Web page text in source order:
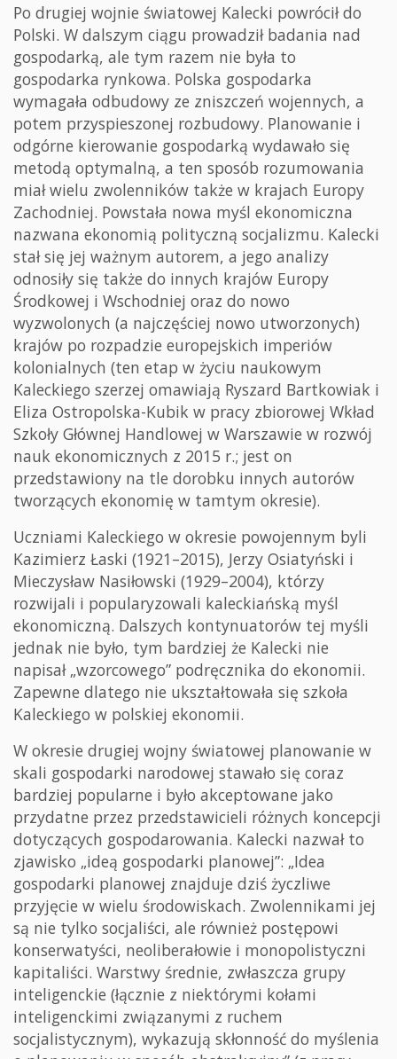
Po drugiej wojnie światowej Kalecki powrócił do
Polski. W dalszym ciągu prowadził badania nad
gospodarką, ale tym razem nie była to
gospodarka rynkowa. Polska gospodarka
wymagała odbudowy ze zniszczeń wojennych, a
potem przyspieszonej rozbudowy. Planowanie i
odgórne kierowanie gospodarką wydawało się
metodą optymalną, a ten sposób rozumowania
miał wielu zwolenników także w krajach Europy
Zachodniej. Powstała nowa myśl ekonomiczna
nazwana ekonomią polityczną socjalizmu. Kalecki
stał się jej ważnym autorem, a jego analizy
odnosiły się także do innych krajów Europy
Środkowej i Wschodniej oraz do nowo
wyzwolonych (a najczęściej nowo utworzonych)
krajów po rozpadzie europejskich imperiów
kolonialnych (ten etap w życiu naukowym
Kaleckiego szerzej omawiają Ryszard Bartkowiak i
Eliza Ostropolska-Kubik w pracy zbiorowej Wkład
Szkoły Głównej Handlowej w Warszawie w rozwój
nauk ekonomicznych z 2015 r.; jest on
przedstawiony na tle dorobku innych autorów
tworzących ekonomię w tamtym okresie).
Uczniami Kaleckiego w okresie powojennym byli
Kazimierz Łaski (1921–2015), Jerzy Osiatyński i
Mieczysław Nasiłowski (1929–2004), którzy
rozwijali i popularyzowali kaleckiańską myśl
ekonomiczną. Dalszych kontynuatorów tej myśli
jednak nie było, tym bardziej że Kalecki nie
napisał „wzorcowego” podręcznika do ekonomii.
Zapewne dlatego nie ukształtowała się szkoła
Kaleckiego w polskiej ekonomii.
W okresie drugiej wojny światowej planowanie w
skali gospodarki narodowej stawało się coraz
bardziej popularne i było akceptowane jako
przydatne przez przedstawicieli różnych koncepcji
dotyczących gospodarowania. Kalecki nazwał to
zjawisko „ideą gospodarki planowej”: „Idea
gospodarki planowej znajduje dziś życzliwe
przyjęcie w wielu środowiskach. Zwolennikami jej
są nie tylko socjaliści, ale również postępowi
konserwatyści, neoliberałowie i monopolistyczni
kapitaliści. Warstwy średnie, zwłaszcza grupy
inteligenckie (łącznie z niektórymi kołami
inteligenckimi związanymi z ruchem
socjalistycznym), wykazują skłonność do myślenia